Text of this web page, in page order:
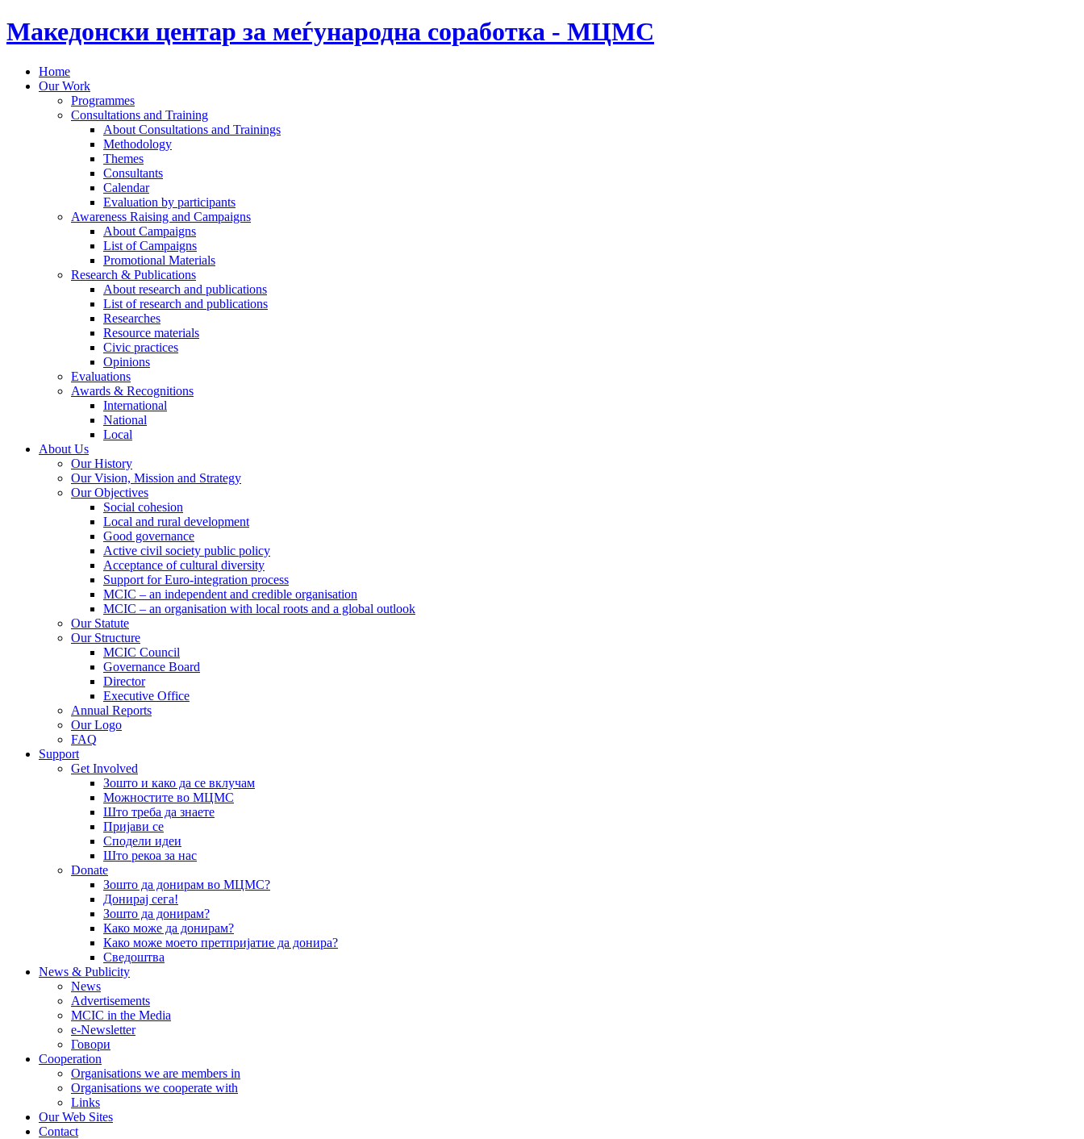
Македонски центар за меѓународна соработка - МЦМС
Home
Our Work
Programmes
Consultations and Training
About Consultations and Trainings
Methodology
Themes
Consultants
Calendar
Evaluation by participants
Awareness Raising and Campaigns
About Campaigns
List of Campaigns
Promotional Materials
Research & Publications
About research and publications
List of research and publications
Researches
Resource materials
Civic practices
Opinions
Evaluations
Awards & Recognitions
International
National
Local
About Us
Our History
Our Vision, Mission and Strategy
Our Objectives
Social cohesion
Local and rural development
Good governance
Active civil society public policy
Acceptance of cultural diversity
Support for Euro-integration process
MCIC – an independent and credible organisation
MCIC – an organisation with local roots and a global outlook
Our Statute
Our Structure
MCIC Council
Governance Board
Director
Executive Office
Annual Reports
Our Logo
FAQ
Support
Get Involved
Зошто и како да се вклучам
Можностите во МЦМС
Што треба да знаете
Пријави се
Сподели идеи
Што рекоа за нас
Donate
Зошто да донирам во МЦМС?
Донирај сега!
Зошто да донирам?
Како може да донирам?
Како може моето претпријатие да донира?
Сведоштва
News & Publicity
News
Advertisements
MCIC in the Media
e-Newsletter
Говори
Cooperation
Organisations we are members in
Organisations we cooperate with
Links
Our Web Sites
Contact